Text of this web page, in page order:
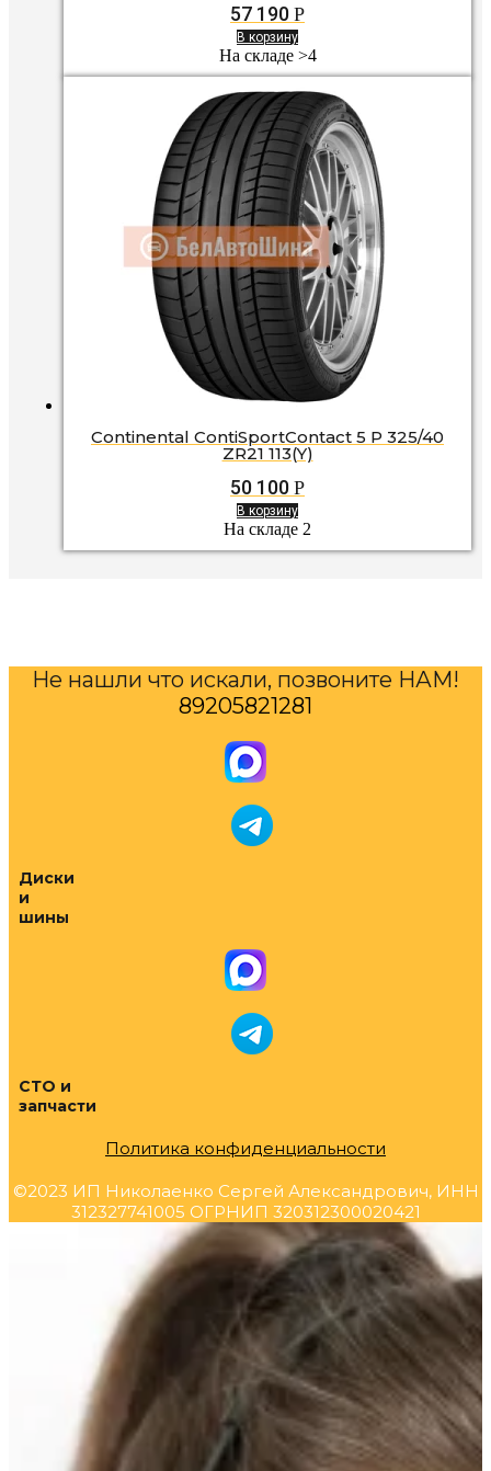
57 190 Р
В корзину
На складе >4
Continental ContiSportContact 5 P 325/40
ZR21 113(Y)
50 100 Р
В корзину
На складе 2
Не нашли что искали, позвоните НАМ!
89205821281
Диски
и
шины
СТО и
запчасти
Политика конфиденциальности
©2023 ИП Николаенко Сергей Александрович, ИНН
312327741005 ОГРНИП 320312300020421